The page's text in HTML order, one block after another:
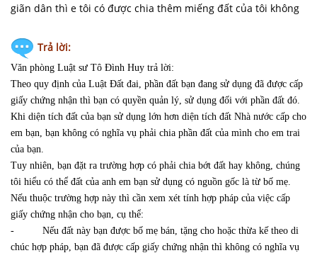
HỆ
giãn dân thì e tôi có được chia thêm miếng đất của tôi không
Trả lời:
Văn phòng Luật sư Tô Đình Huy trả lời:
Theo quy định của Luật Đất đai, phần đất bạn đang sử dụng đã được cấp
giấy chứng nhận thì bạn có quyền quản lý, sử dụng đối với phần đất đó.
Khi diện tích đất của bạn sử dụng lớn hơn diện tích đất Nhà nước cấp cho
em bạn, bạn không có nghĩa vụ phải chia phần đất của mình cho em trai
của bạn.
Tuy nhiên, bạn đặt ra trường hợp có phải chia bớt đất hay không, chúng
tôi hiểu có thể đất của anh em bạn sử dụng có nguồn gốc là từ bố mẹ.
Nếu thuộc trường hợp này thì cần xem xét tính hợp pháp của việc cấp
giấy chứng nhận cho bạn, cụ thể:
- Nếu đất này bạn được bố mẹ bán, tặng cho hoặc thừa kế theo di
chúc hợp pháp, bạn đã được cấp giấy chứng nhận thì không có nghĩa vụ